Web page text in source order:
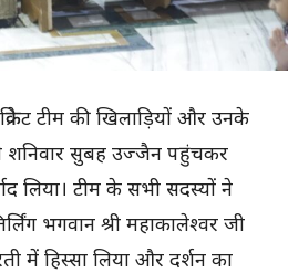
टीम की खिलाड़ियों और उनके
शनिवार सुबह उज्जैन पहुंचकर
लिया। टीम के सभी सदस्यों ने
भगवान श्री महाकालेश्वर जी
में हिस्सा लिया और दर्शन का